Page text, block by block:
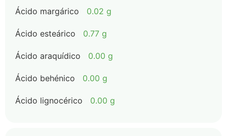
Ácido margárico 0.02 g
Ácido esteárico 0.77 g
Ácido araquídico 0.00 g
Ácido behénico 0.00 g
Ácido lignocérico 0.00 g